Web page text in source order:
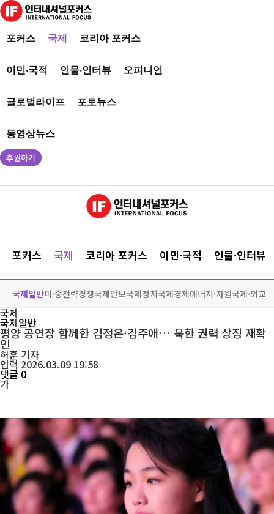
포커스 국제 코리아 포커스
이민·국적 인물·인터뷰 오피니언
글로벌라이프 포토뉴스
동영상뉴스
후원하기
포커스 국제 코리아 포커스 이민·국적 인물·인터뷰
국제일반미·중전략경쟁국제안보국제정치국제경제에너지·자원국제·외교
국제
국제일반
평양 공연장 함께한 김정은·김주애… 북한 권력 상징 재확
인
허훈 기자
입력 2026.03.09 19:58
댓글 0
가